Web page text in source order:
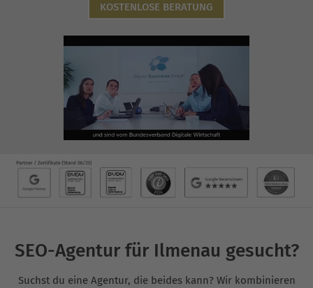
KOSTENLOSE BERATUNG
SEO-Agentur für Ilmenau gesucht?
Suchst du eine Agentur, die beides kann? Wir kombinieren